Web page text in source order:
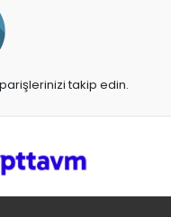
takip edin.